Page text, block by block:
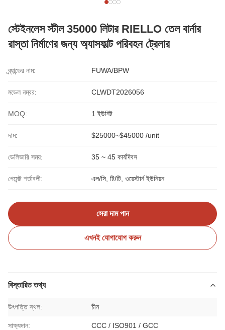
স্টেইনলেস স্টীল 35000 লিটার RIELLO তেল বার্নার
রাস্তা নির্মাণের জন্য অ্যাসফাল্ট পরিবহন ট্রেলার
ব্র্যান্ডের নাম: FUWA/BPW
মডেল নম্বর: CLWDT2026056
MOQ: 1 ইউনিট
দাম: $25000~$45000 /unit
ডেলিভারি সময়: 35 ~ 45 কার্যদিবস
পেমেন্ট শর্তাবলী: এল/সি, টি/টি, ওয়েস্টার্ন ইউনিয়ন
সেরা দাম পান
এখনই যোগাযোগ করুন
বিস্তারিত তথ্য
উৎপত্তি স্থল: চীন
সাক্ষ্যদান: CCC / ISO901 / GCC